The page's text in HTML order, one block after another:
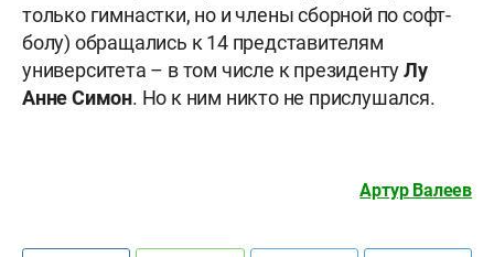
только гимнастки, но и члены сборной по софт-
болу) обращались к 14 представителям
университета – в том числе к президентуЛу
Анне Симон. Но к ним никто не прислушался.
Артур Валеев